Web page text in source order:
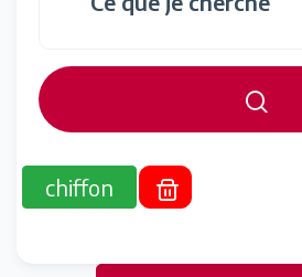
chiffon